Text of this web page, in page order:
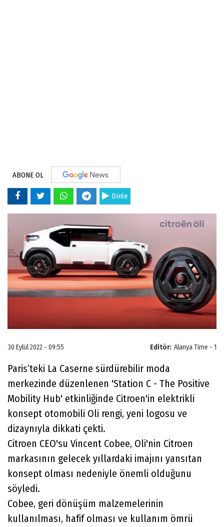
ABONE OL
Dinle
Editör: Alanya Time - 1
30 Eylül 2022 - 09:55
Paris’teki La Caserne sürdürebilir moda
merkezinde düzenlenen 'Station C - The Positive
Mobility Hub' etkinliğinde Citroen'in elektrikli
konsept otomobili Oli rengi, yeni logosu ve
dizaynıyla dikkati çekti.
Citroen CEO'su Vincent Cobee, Oli'nin Citroen
markasının gelecek yıllardaki imajını yansıtan
konsept olması nedeniyle önemli olduğunu
söyledi.
Cobee, geri dönüşüm malzemelerinin
kullanılması, hafif olması ve kullanım ömrü